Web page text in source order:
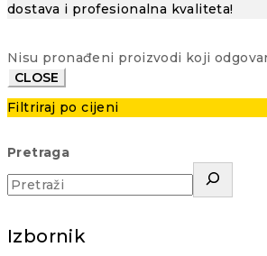
dostava i profesionalna kvaliteta!
Nisu pronađeni proizvodi koji
CLOSE
Filtriraj po cijeni
Pretraga
Izbornik